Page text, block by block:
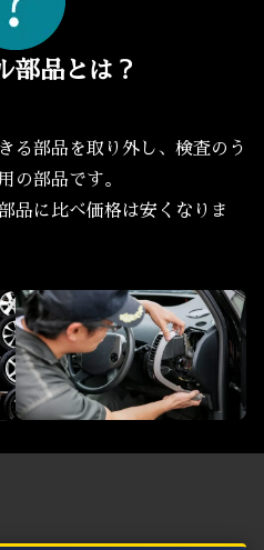
部品とは？
る部品を取り外し、検査のう
の部品です。
品に比べ価格は安くなりま